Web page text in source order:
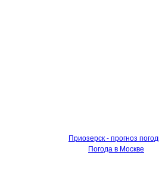
Приозерск - прогноз
Погода в Москве